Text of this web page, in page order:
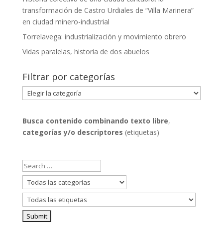
transformación de Castro Urdiales de “Villa Marinera”
en ciudad minero-industrial
Torrelavega: industrialización y movimiento obrero
Vidas paralelas, historia de dos abuelos
Filtrar por categorías
Filtrar
por
Busca contenido combinando texto libre,
categorías y/o descriptores (etiquetas)